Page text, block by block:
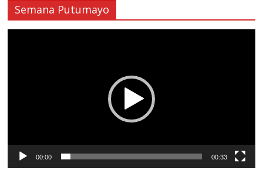
Semana Putumayo
00:00 00:33